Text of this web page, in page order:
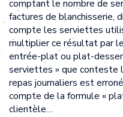
comptant le nombre de
factures de blanchisserie,
compte les serviettes
multiplier ce résultat par
entrée-plat ou plat-
serviettes » que conteste
repas journaliers est
compte de la formule «
clientèle…